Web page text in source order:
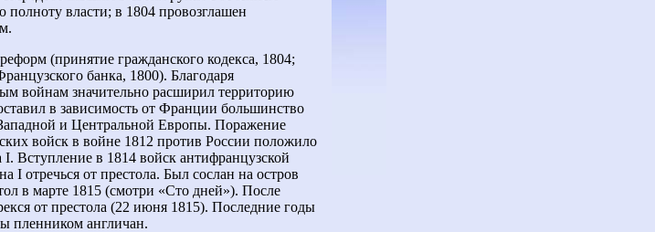
полноту власти; в 1804 провозглашен
(принятие гражданского кодекса, 1804;
банка, 1800). Благодаря
войнам значительно расширил территорию
в зависимость от Франции большинство
и Центральной Европы. Поражение
войск в войне 1812 против России положило
Вступление в 1814 войск антифранцузской
отречься от престола. Был сослан на остров
в марте 1815 (смотри «Сто дней»). После
от престола (22 июня 1815). Последние годы
пленником англичан.